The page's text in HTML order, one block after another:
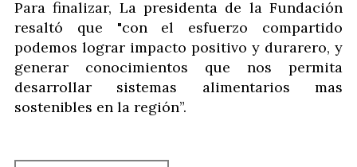
Para finalizar, La presidenta de la Fundación
resaltó que "con el esfuerzo compartido
podemos lograr impacto positivo y durarero, y
generar conocimientos que nos permita
desarrollar sistemas alimentarios mas
sostenibles en la región”.